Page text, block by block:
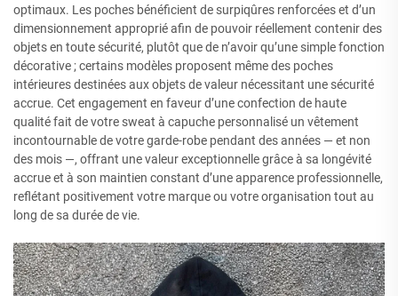
optimaux. Les poches bénéficient de surpiqûres renforcées et d’un
dimensionnement approprié afin de pouvoir réellement contenir des
objets en toute sécurité, plutôt que de n’avoir qu’une simple fonction
décorative ; certains modèles proposent même des poches
intérieures destinées aux objets de valeur nécessitant une sécurité
accrue. Cet engagement en faveur d’une confection de haute
qualité fait de votre sweat à capuche personnalisé un vêtement
incontournable de votre garde-robe pendant des années — et non
des mois —, offrant une valeur exceptionnelle grâce à sa longévité
accrue et à son maintien constant d’une apparence professionnelle,
reflétant positivement votre marque ou votre organisation tout au
long de sa durée de vie.